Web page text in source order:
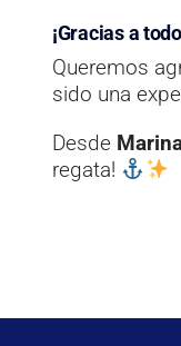
¡Gracias a
Queremos
sido una
Desde
regata!